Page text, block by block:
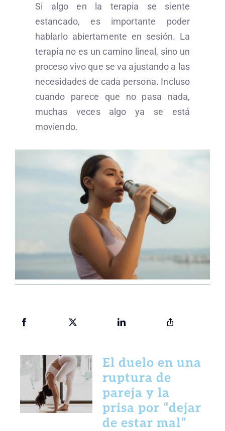
Si algo en la terapia se siente
estancado, es importante poder
hablarlo abiertamente en sesión. La
terapia no es un camino lineal, sino un
proceso vivo que se va ajustando a las
necesidades de cada persona. Incluso
cuando parece que no pasa nada,
muchas veces algo ya se está
moviendo.
El duelo en una
ruptura de
pareja y la
prisa por “dejar
de estar mal”